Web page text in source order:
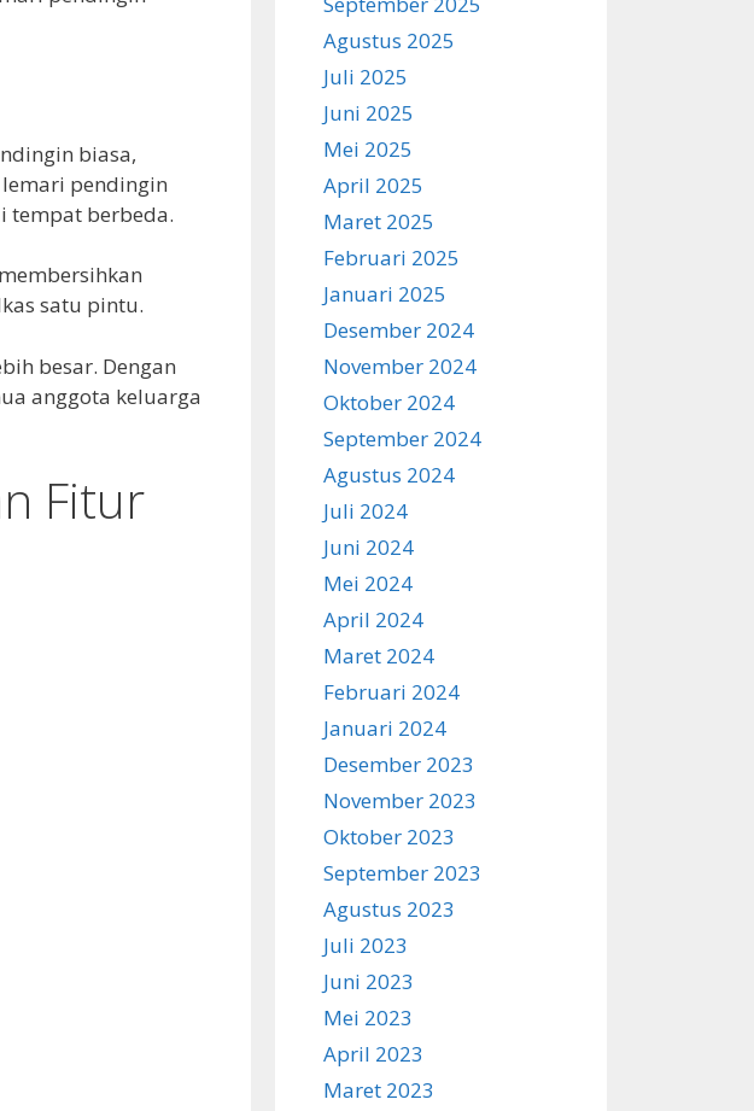
biasa,
pendingin
tempat berbeda.
satu pintu.
besar. Dengan
anggota keluarga
Fitur
Agustus 2025
Juli 2025
Juni 2025
Mei 2025
April 2025
Maret 2025
Februari 2025
Januari 2025
Desember 2024
November 2024
Oktober 2024
September 2024
Agustus 2024
Juli 2024
Juni 2024
Mei 2024
April 2024
Maret 2024
Februari 2024
Januari 2024
Desember 2023
November 2023
Oktober 2023
September 2023
Agustus 2023
Juli 2023
Juni 2023
Mei 2023
April 2023
Maret 2023